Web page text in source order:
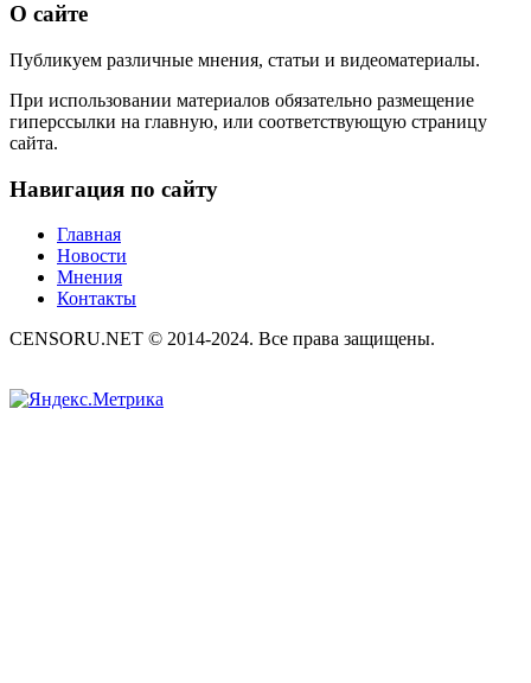
О сайте
Публикуем различные мнения, статьи и видеоматериалы.
При использовании материалов обязательно размещение
гиперссылки на главную, или соответствующую страницу
сайта.
Навигация по сайту
Главная
Новости
Мнения
Контакты
CENSORU.NET © 2014-2024. Все права защищены.